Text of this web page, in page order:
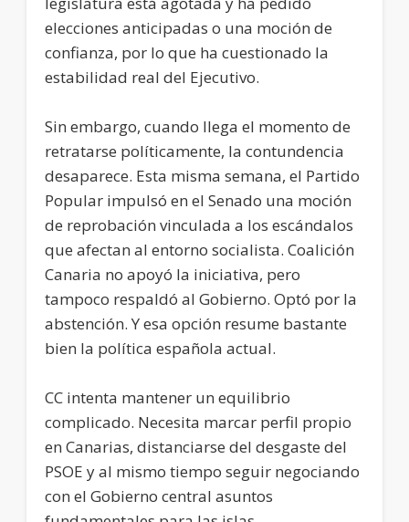
elecciones anticipadas o una moción de
confianza, por lo que ha cuestionado la
estabilidad real del Ejecutivo.
Sin embargo, cuando llega el momento de
retratarse políticamente, la contundencia
desaparece. Esta misma semana, el Partido
Popular impulsó en el Senado una moción
de reprobación vinculada a los escándalos
que afectan al entorno socialista. Coalición
Canaria no apoyó la iniciativa, pero
tampoco respaldó al Gobierno. Optó por la
abstención. Y esa opción resume bastante
bien la política española actual.
CC intenta mantener un equilibrio
complicado. Necesita marcar perfil propio
en Canarias, distanciarse del desgaste del
PSOE y al mismo tiempo seguir negociando
con el Gobierno central asuntos